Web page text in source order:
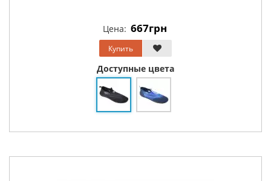
Цена: 667грн
Купить
Доступные цвета